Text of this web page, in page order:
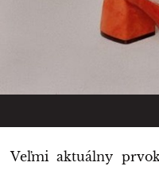
Veľmi aktuálny